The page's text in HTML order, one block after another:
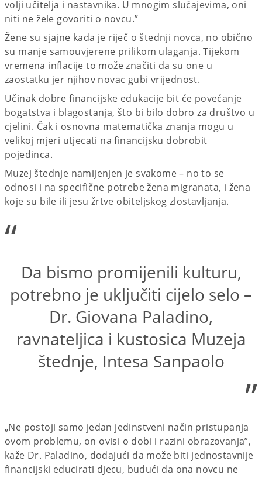
volji učitelja i nastavnika. U mnogim slučajevima, oni
niti ne žele govoriti o novcu.”
Žene su sjajne kada je riječ o štednji novca, no obično
su manje samouvjerene prilikom ulaganja. Tijekom
vremena inflacije to može značiti da su one u
zaostatku jer njihov novac gubi vrijednost.
Učinak dobre financijske edukacije bit će povećanje
bogatstva i blagostanja, što bi bilo dobro za društvo u
cjelini. Čak i osnovna matematička znanja mogu u
velikoj mjeri utjecati na financijsku dobrobit
pojedinca.
Muzej štednje namijenjen je svakome – no to se
odnosi i na specifične potrebe žena migranata, i žena
koje su bile ili jesu žrtve obiteljskog zlostavljanja.
“
Da bismo promijenili kulturu,
potrebno je uključiti cijelo selo –
Dr. Giovana Paladino,
ravnateljica i kustosica Muzeja
štednje, Intesa Sanpaolo
”
„Ne postoji samo jedan jedinstveni način pristupanja
ovom problemu, on ovisi o dobi i razini obrazovanja”,
kaže Dr. Paladino, dodajući da može biti jednostavnije
financijski educirati djecu, budući da ona novcu ne